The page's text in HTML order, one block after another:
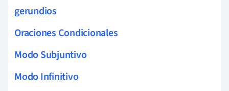
gerundios
Oraciones Condicionales
Modo Subjuntivo
Modo Infinitivo